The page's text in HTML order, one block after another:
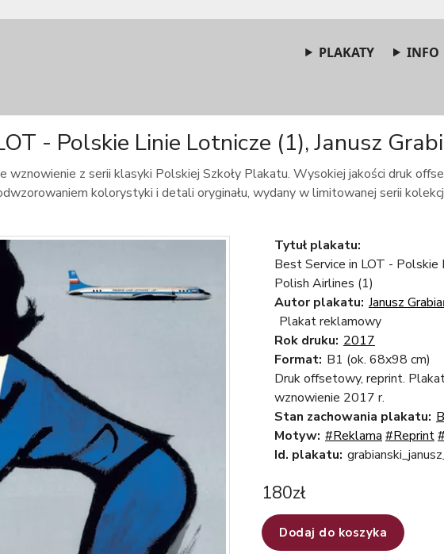
PLAKATY INFO
- Polskie Linie Lotnicze (1), Janusz
wznowienie z serii klasyki Polskiej Szkoły Plakatu. Wysokiej jakości druk
kolorystyki i detali oryginału, wydany w limitowanej serii
Tytuł plakatu:
Best Service in LOT -
Polish Airlines (1)
Autor plakatu: Janusz
Plakat reklamowy
Rok druku: 2017
Format: B1 (ok. 68x98 cm)
Druk offsetowy, reprint.
wznowienie 2017 r.
Stan zachowania plakatu:
Motyw: #Reklama #Reprint
Id. plakatu:
180zł
Dodaj do koszyka